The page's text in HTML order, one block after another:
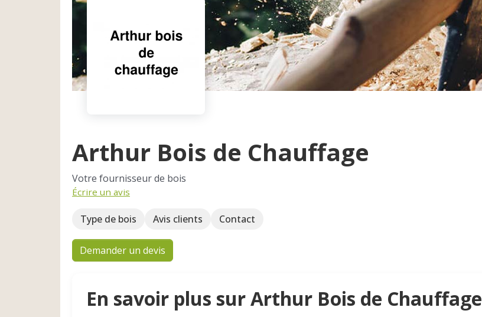
Arthur Bois de Chauffage
Votre fournisseur de bois
Écrire un avis
Type de bois Avis clients Contact
Demander un devis
En savoir plus sur Arthur Bois de Chauffage